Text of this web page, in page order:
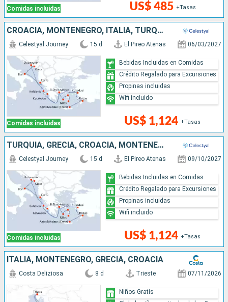
Comidas incluidas US$ 485 +Tasas
CROACIA, MONTENEGRO, ITALIA, TURQUÍA, GRECIA
Comidas incluidas
Celestyal Journey 15 d El Pireo Atenas 06/03/2027
US$ 1,124 +Tasas
Bebidas Incluidas en Comidas
Crédito Regalado para Excursiones
Propinas incluidas
Wifi incluido
TURQUÍA, GRECIA, CROACIA, MONTENEGRO, ITALIA
Comidas incluidas
Celestyal Journey 15 d El Pireo Atenas 09/10/2027
US$ 1,124 +Tasas
Bebidas Incluidas en Comidas
Crédito Regalado para Excursiones
Propinas incluidas
Wifi incluido
ITALIA, MONTENEGRO, GRECIA, CROACIA
Costa Deliziosa 8 d Trieste 07/11/2026
Niños Gratis